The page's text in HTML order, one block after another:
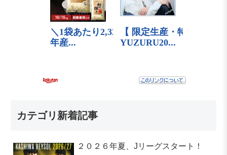
カテゴリ新着記事
２０２６年夏、Jリーグスタート！